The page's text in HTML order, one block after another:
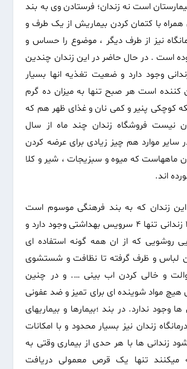
است نه زندان؛ فرستادن وی به بند
همراه با کتمان کردن بیماریش از یک طرف و
نیز از طرف دیگر ، موضوع را حساس و
است . در حال حاضر در این زندان چندین
وجود دارد و ضعیت تغذیه انها بسیار
کننده است هر صبح تنها به میزان ده گرم
کوچکی پنیر و کمی نان و غذای ظهر هم که
نیست فروشگاه زندان چند ماه از سال
موارد هم چیز زیادی برای عرضه کردن
ماههاست که میوه و سبزیجات ، شیر و کلا
اند.
زندان که به بند فرهنگی موسوم است
برای بیشتراز ۱۵۰ زندانی تنها ۴ سرویس بهداشتی وجود دارد و
ردیف ۸ تایی روشویی که از ان همه گونه استفاده ای
لباس و ظرف گرفته تا نظافت و شستشوی
و خالی کردن اب بینی …. و در چنین
مواد شوینده ای برای تمیز و ضد عفونی
وجود ندارد. در بند ؛بیمارها و بیماریهای
زندان نیز بسیار محدود و با امکانات
زندانی ها با هر حدی از بیماری وقتی به
میکنند تنها یک قرص معمولی دریافت